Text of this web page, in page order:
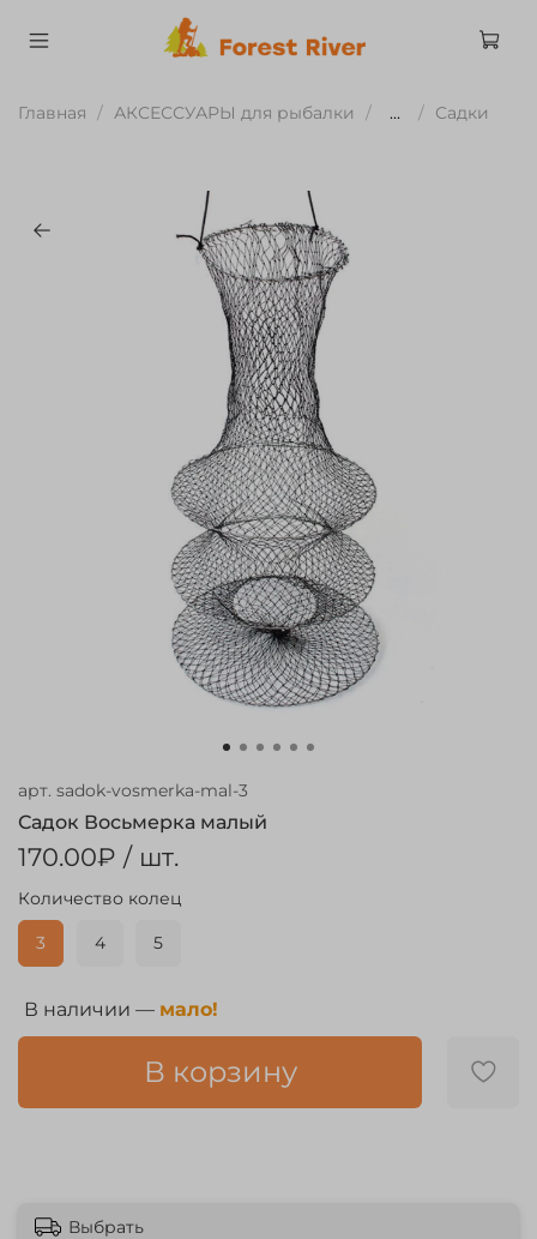
Главная АКСЕССУАРЫ для рыбалки ... Садки
арт. sadok-vosmerka-mal-3
Садок Восьмерка малый
170.00₽ / шт.
В наличии — мало!
В корзину
Количество колец
3 4 5
Выбрать